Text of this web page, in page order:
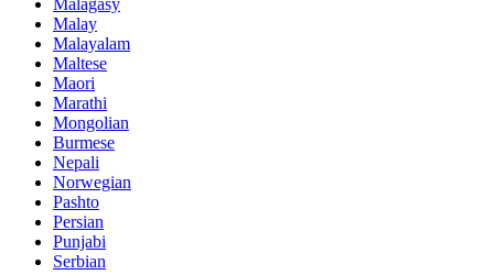
Malagasy
Malay
Malayalam
Maltese
Maori
Marathi
Mongolian
Burmese
Nepali
Norwegian
Pashto
Persian
Punjabi
Serbian